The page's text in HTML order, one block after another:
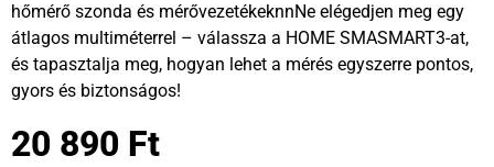
hőmérő szonda és mérővezetékeknnNe elégedjen meg egy
átlagos multiméterrel – válassza a HOME SMASMART3-at,
és tapasztalja meg, hogyan lehet a mérés egyszerre pontos,
gyors és biztonságos!
20 890 Ft